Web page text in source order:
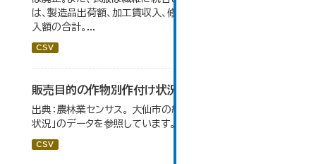
は、製造品出荷額、加工賃収入、修理料収入額、その他の収
入額の合計。...
CSV
販売目的の作物別作付け状況
出典：農林業センサス。 大仙市の統計「3-1 農業経営体の
状況」のデータを参照しています。
CSV